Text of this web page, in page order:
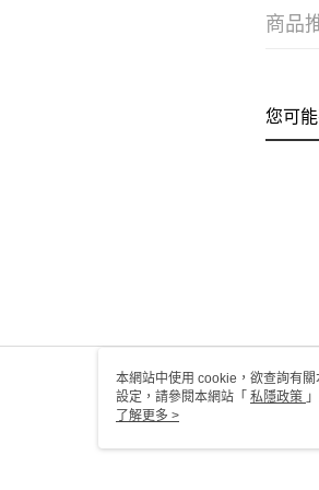
商品
您可
本網站中使用 cookie，欲查詢有
設定，請參閱本網站「 私隱政策
用 cookie。
了解更多 >